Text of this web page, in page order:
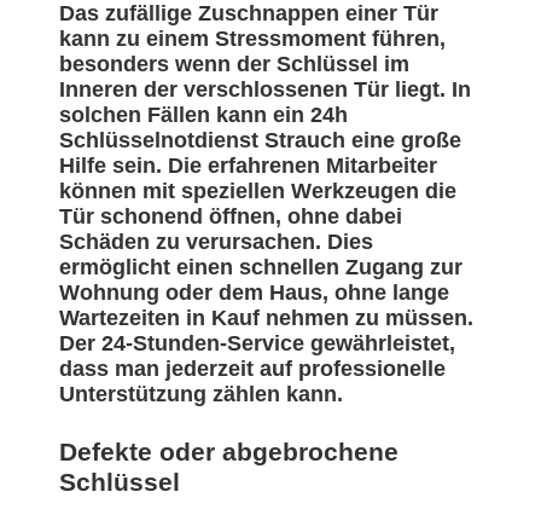
Das zufällige Zuschnappen einer Tür
kann zu einem Stressmoment führen,
besonders wenn der Schlüssel im
Inneren der verschlossenen Tür liegt. In
solchen Fällen kann ein 24h
Schlüsselnotdienst Strauch eine große
Hilfe sein. Die erfahrenen Mitarbeiter
können mit speziellen Werkzeugen die
Tür schonend öffnen, ohne dabei
Schäden zu verursachen. Dies
ermöglicht einen schnellen Zugang zur
Wohnung oder dem Haus, ohne lange
Wartezeiten in Kauf nehmen zu müssen.
Der 24-Stunden-Service gewährleistet,
dass man jederzeit auf professionelle
Unterstützung zählen kann.
Defekte oder abgebrochene
Schlüssel